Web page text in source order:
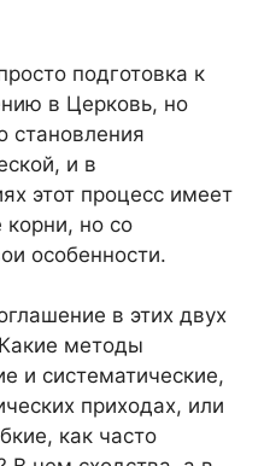
подготовка к
в Церковь, но
становления
и в
этот процесс имеет
корни, но со
особенности.
в этих двух
методы
и систематические,
приходах, или
как часто